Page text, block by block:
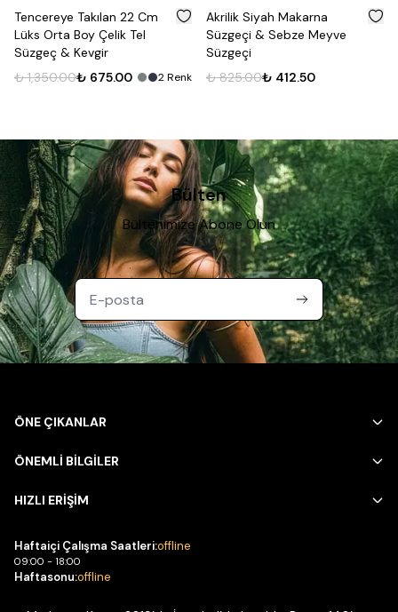
50
Tencereye Takılan 22 Cm
Lüks Orta Boy Çelik Tel
Süzgeç & Kevgir
₺ 1,350.00₺ 675.00 2Renk
50
Akrilik Siyah Makarna
Süzgeçi & Sebze Meyve
Süzgeçi
₺ 825.00₺ 412.50
Bülten
Bültenimize Abone Olun
ÖNE ÇIKANLAR
ÖNEMLİ BİLGİLER
HIZLI ERİŞİM
Haftaiçi Çalışma Saatleri:offline
09:00 - 18:00
Haftasonu:offline